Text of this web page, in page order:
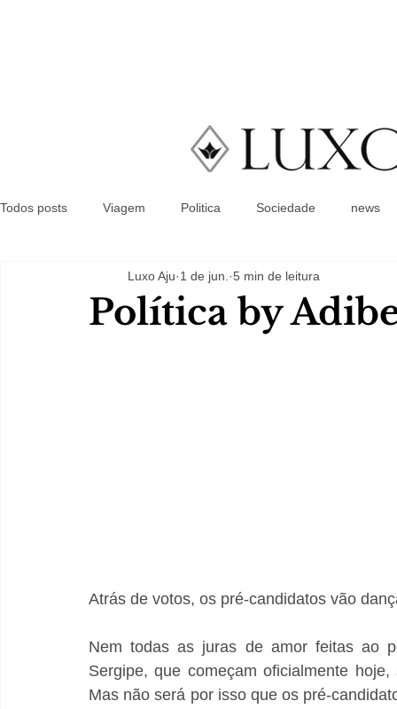
Todos posts Viagem Politica Sociedade news
Política by
Luxo Aju 1 de jun. 5 min de leitura
Atrás de votos, os pré-candidatos vão
Nem todas as juras de amor feitas ao
Sergipe, que começam oficialmente
Mas não será por isso que os pré-